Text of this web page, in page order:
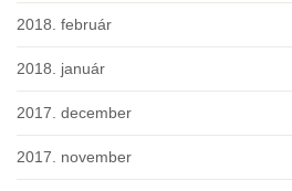
2018. február
2018. január
2017. december
2017. november